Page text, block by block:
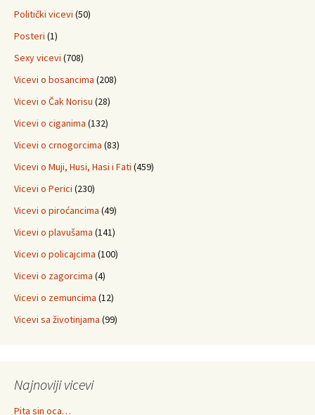
Politički vicevi (50)
Posteri (1)
Sexy vicevi (708)
Vicevi o bosancima (208)
Vicevi o Čak Norisu (28)
Vicevi o ciganima (132)
Vicevi o crnogorcima (83)
Vicevi o Muji, Husi, Hasi i Fati (459)
Vicevi o Perici (230)
Vicevi o piroćancima (49)
Vicevi o plavušama (141)
Vicevi o policajcima (100)
Vicevi o zagorcima (4)
Vicevi o zemuncima (12)
Vicevi sa životinjama (99)
Najnoviji vicevi
Pita sin oca…